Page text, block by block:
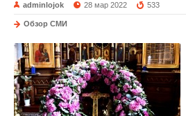
adminlojok 28 мар 2022 533
Обзор СМИ